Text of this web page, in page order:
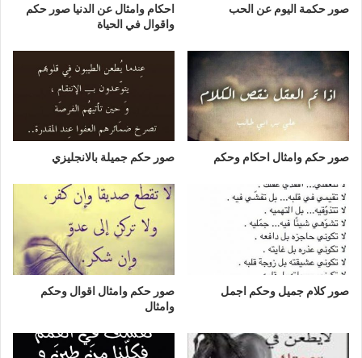
صور حكمة اليوم عن الحب
احكام وامثال عن الدنيا صور حكم
واقوال في الحياة
صور حكم وامثال احكام وحكم صور حكم جميلة بالانجليزي
صور كلام جميل وحكم اجمل
صور حكم وامثال اقوال وحكم
وامثال